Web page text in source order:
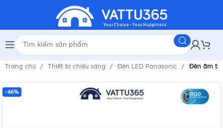
Trang chủ Thiết bị chiếu sáng Đèn LED Panasonic Đèn âm
-46%